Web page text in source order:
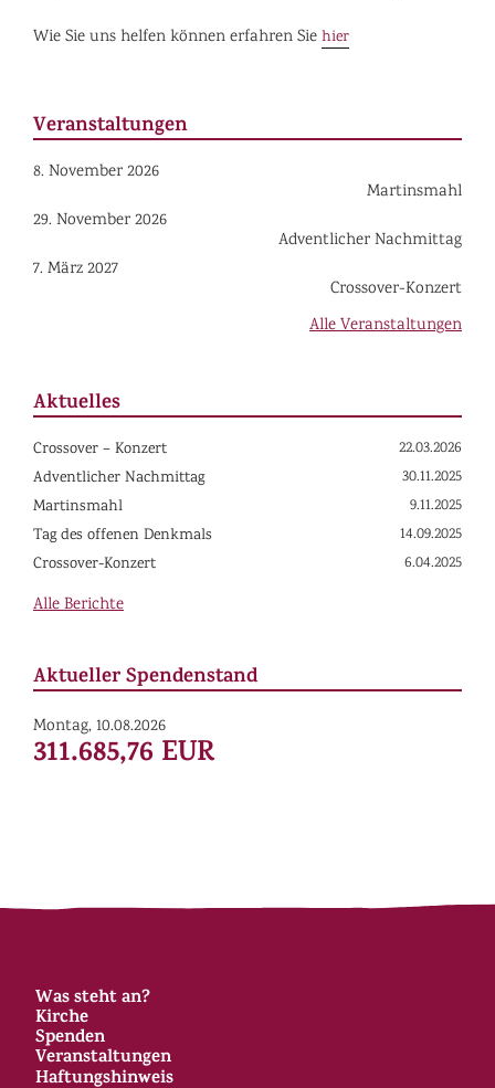
Wie Sie uns helfen können erfahren Sie hier
Veranstaltungen
8. November 2026
Martinsmahl
29. November 2026
Adventlicher Nachmittag
7. März 2027
Crossover-Konzert
Alle Veranstaltungen
Aktuelles
Crossover – Konzert
22.03.2026
Adventlicher Nachmittag
30.11.2025
Martinsmahl
9.11.2025
Tag des offenen Denkmals
14.09.2025
Crossover-Konzert
6.04.2025
Alle Berichte
Aktueller Spendenstand
Montag, 10.08.2026
311.685,76 EUR
Was steht an?
Kirche
Spenden
Veranstaltungen
Haftungshinweis